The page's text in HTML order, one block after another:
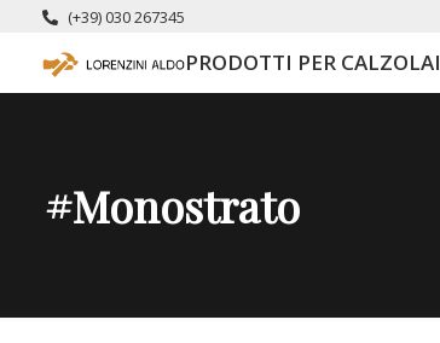
(+39) 030 267345
PRODOTTI PER CALZOLAI
#monostrato